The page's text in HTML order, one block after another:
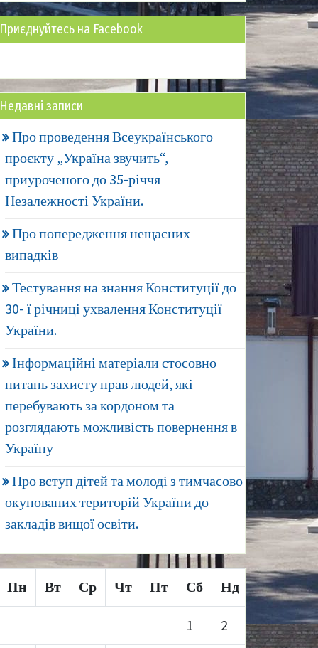
Приєднуйтесь на Facebook
Недавні записи
Про проведення Всеукраїнського
проєкту „Україна звучить“,
приуроченого до 35-річчя
Незалежності України.
Про попередження нещасних
випадків
Тестування на знання Конституції до
30- ї річниці ухвалення Конституції
України.
Інформаційні матеріали стосовно
питань захисту прав людей, які
перебувають за кордоном та
розглядають можливість повернення в
Україну
Про вступ дітей та молоді з тимчасово
окупованих територій України до
закладів вищої освіти.
Пн Вт Ср Чт Пт Сб Нд
1 2